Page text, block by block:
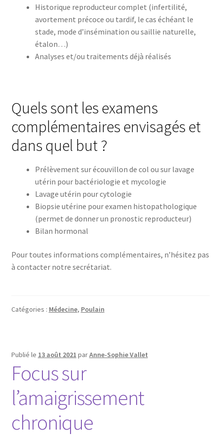
Historique reproducteur complet (infertilité,
avortement précoce ou tardif, le cas échéant le
stade, mode d’insémination ou saillie naturelle,
étalon…)
Analyses et/ou traitements déjà réalisés
Quels sont les examens
complémentaires envisagés et
dans quel but ?
Prélèvement sur écouvillon de col ou sur lavage
utérin pour bactériologie et mycologie
Lavage utérin pour cytologie
Biopsie utérine pour examen histopathologique
(permet de donner un pronostic reproducteur)
Bilan hormonal
Pour toutes informations complémentaires, n’hésitez pas
à contacter notre secrétariat.
Catégories : Médecine, Poulain
Publié le 13 août 2021 parAnne-Sophie Vallet
Focus sur
l’amaigrissement
chronique